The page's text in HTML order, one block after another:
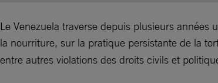
Le Venezuela traverse depuis plusieurs années
la nourriture, sur la pratique persistante de la
entre autres violations des droits civils et